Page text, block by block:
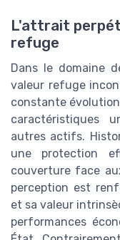
L'attrait
refuge
Dans le domaine
valeur refuge
constante
caractéristiques
autres actifs.
une protection
couverture face
perception est
et sa valeur
performances